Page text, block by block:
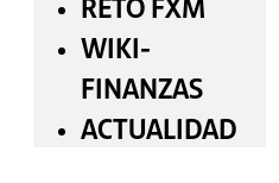
WIKI-
FINANZAS
ACTUALIDAD